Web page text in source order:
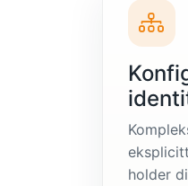
holder